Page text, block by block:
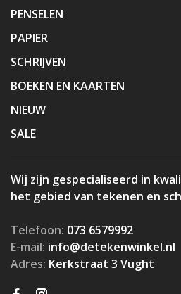
PENSELEN
PAPIER
SCHRIJVEN
BOEKEN EN KAARTEN
NIEUW
SALE
Wij zijn gespecialiseerd in
het gebied van tekenen en
Telefoon: 073 6579992
E-mail: info@detekenwinkel.nl
Adres: Kerkstraat 3 Vught